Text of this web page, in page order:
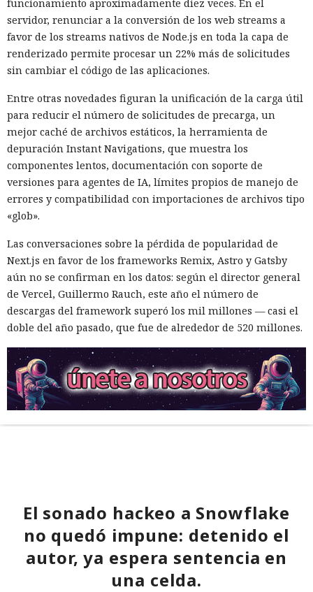
funcionamiento aproximadamente diez veces. En el
servidor, renunciar a la conversión de los web streams a
favor de los streams nativos de Node.js en toda la capa de
renderizado permite procesar un 22% más de solicitudes
sin cambiar el código de las aplicaciones.
Entre otras novedades figuran la unificación de la carga útil
para reducir el número de solicitudes de precarga, un
mejor caché de archivos estáticos, la herramienta de
depuración Instant Navigations, que muestra los
componentes lentos, documentación con soporte de
versiones para agentes de IA, límites propios de manejo de
errores y compatibilidad con importaciones de archivos tipo
«glob».
Las conversaciones sobre la pérdida de popularidad de
Next.js en favor de los frameworks Remix, Astro y Gatsby
aún no se confirman en los datos: según el director general
de Vercel, Guillermo Rauch, este año el número de
descargas del framework superó los mil millones — casi el
doble del año pasado, que fue de alrededor de 520 millones.
El sonado hackeo a Snowflake
no quedó impune: detenido el
autor, ya espera sentencia en
una celda.